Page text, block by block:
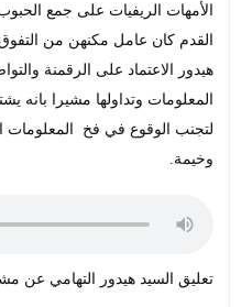
الأمهات الريفيات على جمع
القدم كان عامل مكنهن من
هيدور الاعتماد على الرقمنة
المعلومات وتداولها مشيرا بانه
لتجنب الوقوع في فخ المعلومات
وخيمة.
تعليق السيد هيدور التهامي عن